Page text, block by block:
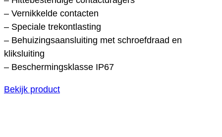
– Vernikkelde contacten
– Speciale trekontlasting
– Behuizingsaansluiting met schroefdraad en
kliksluiting
– Beschermingsklasse IP67
Bekijk product